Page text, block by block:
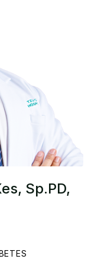
Sp.PD,